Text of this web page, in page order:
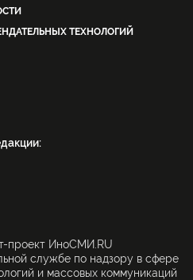
ТЕХНОЛОГИЙ
проект ИноСМИ.RU
службе по надзору в сфере
и массовых коммуникаций